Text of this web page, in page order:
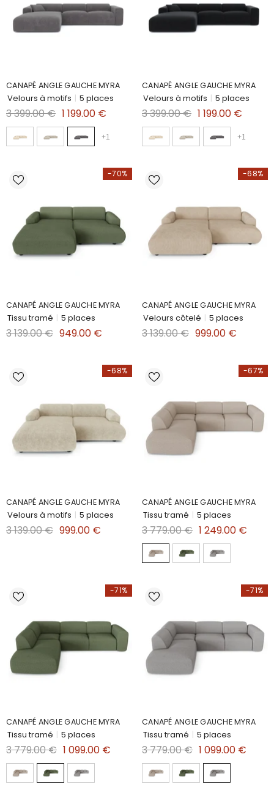
CANAPÉ ANGLE GAUCHE MYRA
Velours à motifs | 5 places
3 399.00 € 1 199.00 €
+1
CANAPÉ ANGLE GAUCHE MYRA
Velours à motifs | 5 places
3 399.00 € 1 199.00 €
+1
-70%
CANAPÉ ANGLE GAUCHE MYRA
Tissu tramé | 5 places
3 139.00 € 949.00 €
-68%
CANAPÉ ANGLE GAUCHE MYRA
Velours côtelé | 5 places
3 139.00 € 999.00 €
-68%
CANAPÉ ANGLE GAUCHE MYRA
Velours à motifs | 5 places
3 139.00 € 999.00 €
-67%
CANAPÉ ANGLE GAUCHE MYRA
Tissu tramé | 5 places
3 779.00 € 1 249.00 €
-71%
CANAPÉ ANGLE GAUCHE MYRA
Tissu tramé | 5 places
3 779.00 € 1 099.00 €
-71%
CANAPÉ ANGLE GAUCHE MYRA
Tissu tramé | 5 places
3 779.00 € 1 099.00 €